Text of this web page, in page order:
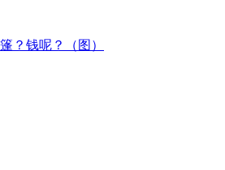
？钱呢？（图）